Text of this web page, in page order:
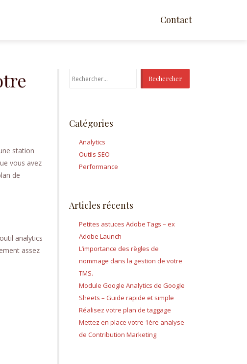
Contact
station
vous avez
de
analytics
assez
Rechercher :
Catégories
Analytics
Outils SEO
Performance
Articles récents
Petites astuces Adobe Tags – ex
Adobe Launch
L’importance des règles de
nommage dans la gestion de votre
TMS.
Module Google Analytics de Google
Sheets – Guide rapide et simple
Réalisez votre plan de taggage
Mettez en place votre 1ère analyse
de Contribution Marketing